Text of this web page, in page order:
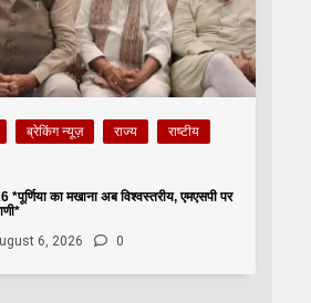
ब्रेकिंग न्यूज़ राज्य
राष्टीय
*पूर्णिया का मखाना अब विश्वस्तरीय, एमएसपी पर
6, 2026 0